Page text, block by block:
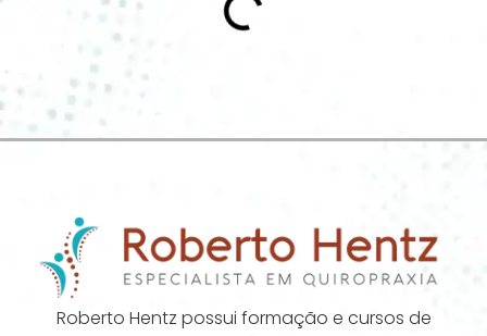
Roberto Hentz possui formação e cursos de